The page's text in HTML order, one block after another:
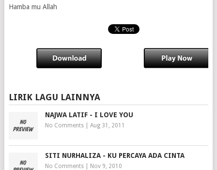
Hamba mu Allah
LIRIK LAGU LAINNYA
NAJWA LATIF - I LOVE YOU
No Comments| Aug 31, 2011
SITI NURHALIZA - KU PERCAYA ADA CINTA
No Comments| Nov 9, 2010